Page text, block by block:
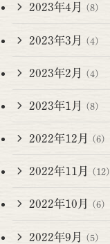
2023年4月 (8)
2023年3月 (4)
2023年2月 (4)
2023年1月 (8)
2022年12月 (6)
2022年11月 (12)
2022年10月 (6)
2022年9月 (5)